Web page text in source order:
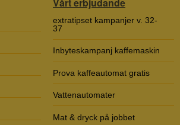
extratipset kampanjer v. 32-
37
Inbyteskampanj kaffemaskin
Prova kaffeautomat gratis
Vattenautomater
Mat & dryck på jobbet